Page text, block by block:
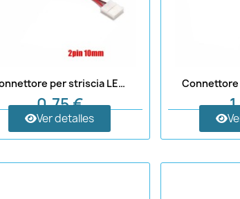
Connettore per striscia LED da 10 mm con cavo
0,75 €
Ver detalles